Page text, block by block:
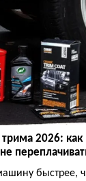
2026:
быстрее,